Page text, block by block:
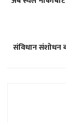
संविधान संशोधन